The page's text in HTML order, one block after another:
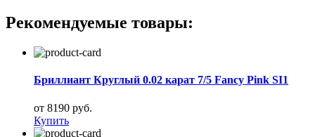
Рекомендуемые товары:
Бриллиант Круглый 0.02 карат 7/5 Fancy Pink SI1
от 8190 руб.
Купить